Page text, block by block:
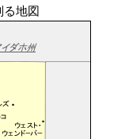
地図